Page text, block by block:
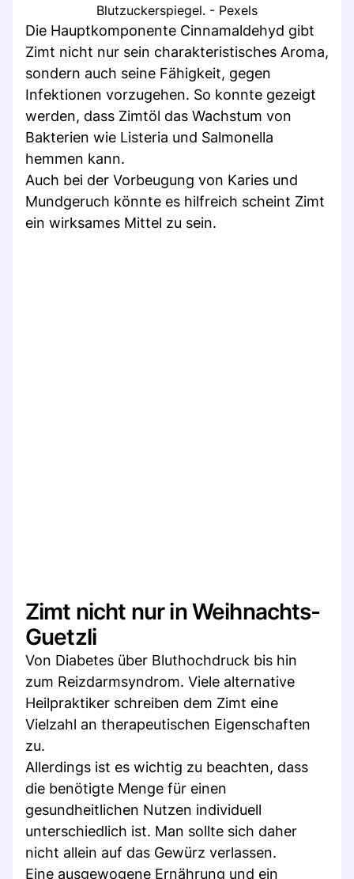
Blutzuckerspiegel. - Pexels
Die Hauptkomponente Cinnamaldehyd gibt
Zimt nicht nur sein charakteristisches Aroma,
sondern auch seine Fähigkeit, gegen
Infektionen vorzugehen. So konnte gezeigt
werden, dass Zimtöl das Wachstum von
Bakterien wie Listeria und Salmonella
hemmen kann.
Auch bei der Vorbeugung von Karies und
Mundgeruch könnte es hilfreich scheint Zimt
ein wirksames Mittel zu sein.
Zimt nicht nur in Weihnachts-
Guetzli
Von Diabetes über Bluthochdruck bis hin
zum Reizdarmsyndrom. Viele alternative
Heilpraktiker schreiben dem Zimt eine
Vielzahl an therapeutischen Eigenschaften
zu.
Allerdings ist es wichtig zu beachten, dass
die benötigte Menge für einen
gesundheitlichen Nutzen individuell
unterschiedlich ist. Man sollte sich daher
nicht allein auf das Gewürz verlassen.
Eine ausgewogene Ernährung und ein